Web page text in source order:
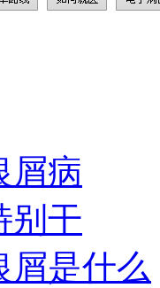
屑病
别干
屑是什么